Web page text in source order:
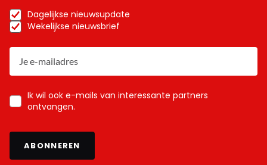
Dagelijkse nieuwsupdate
Wekelijkse nieuwsbrief
Ik wil ook e-mails van interessante partners
ontvangen.
ABONNEREN